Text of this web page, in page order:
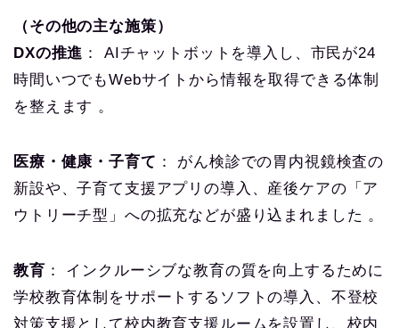
（その他の主な施策）
DXの推進 ： AIチャットボットを導入し、市民が24
時間いつでもWebサイトから情報を取得できる体制
を整えます 。
医療・健康・子育て ： がん検診での胃内視鏡検査の
新設や、子育て支援アプリの導入、産後ケアの「ア
ウトリーチ型」への拡充などが盛り込まれました 。
教育 ： インクルーシブな教育の質を向上するために
学校教育体制をサポートするソフトの導入、不登校
対策支援として校内教育支援ルームを設置し、校内